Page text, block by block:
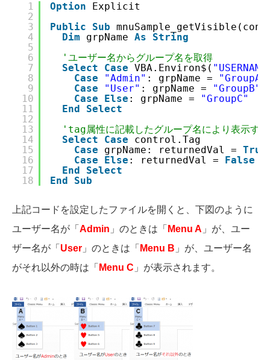
1
2
3
4
5
6
7
8
9
10
11
12
13
14
15
16
17
18
Option
Explicit
Public
Sub
Dim
grpName As
String
'ユーザー名からグループ名を取得
Select
Case VBA.Environ$(
Case
"Admin" : grpName =
"GroupA"
Case
"User" : grpName =
"GroupB"
Case
Else : grpName =
"GroupC"
End
Select
'tag属性に記載したグループ名により表示す
Select
Case
control.Tag
Case
grpName: returnedVal = True
Case
Else : returnedVal =
False
End
Select
End
Sub
上記コードを設定したファイルを開くと、下図のように
ユーザー名が「 Admin 」のときは「 Menu A 」が、ユー
ザー名が「 User 」のときは「 Menu B 」が、ユーザー名
がそれ以外の時は「 Menu C 」が表示されます。